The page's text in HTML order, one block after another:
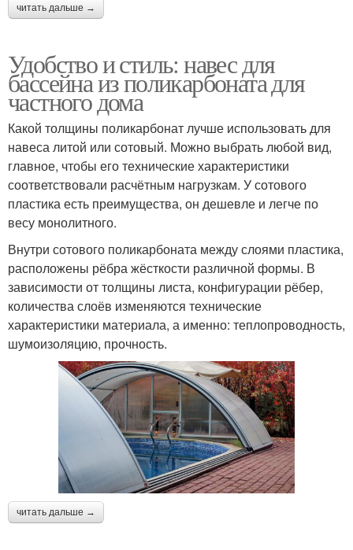
читать дальше →
Удобство и стиль: навес для
бассейна из поликарбоната для
частного дома
Какой толщины поликарбонат лучше использовать для
навеса литой или сотовый. Можно выбрать любой вид,
главное, чтобы его технические характеристики
соответствовали расчётным нагрузкам. У сотового
пластика есть преимущества, он дешевле и легче по
весу монолитного.
Внутри сотового поликарбоната между слоями пластика,
расположены рёбра жёсткости различной формы. В
зависимости от толщины листа, конфигурации рёбер,
количества слоёв изменяются технические
характеристики материала, а именно: теплопроводность,
шумоизоляцию, прочность.
читать дальше →